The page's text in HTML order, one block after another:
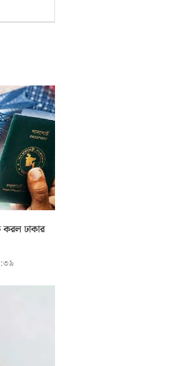
করল ঢাকার